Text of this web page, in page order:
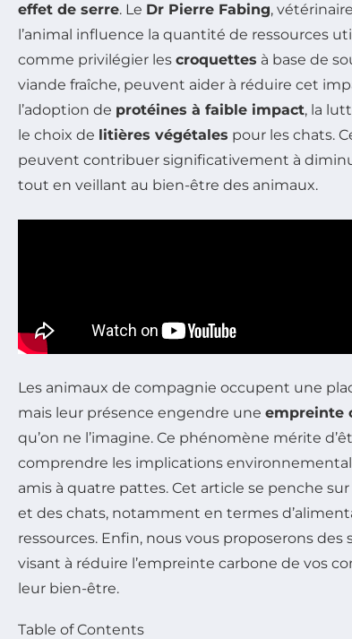
effet de serre. Le Dr Pierre Fabing,
l’animal influence la quantité de ressources
comme privilégier les croquettes à base de
viande fraîche, peuvent aider à réduire cet
l’adoption de protéines à faible impact, la
le choix de litières végétales pour les chats.
peuvent contribuer significativement à
tout en veillant au bien-être des animaux.
Les animaux de compagnie occupent une
mais leur présence engendre une empreinte
qu’on ne l’imagine. Ce phénomène mérite
comprendre les implications
amis à quatre pattes. Cet article se penche
et des chats, notamment en termes
ressources. Enfin, nous vous proposerons
visant à réduire l’empreinte carbone de vos
leur bien-être.
Table of Contents